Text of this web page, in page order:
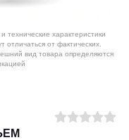
технические характеристики
от фактических.
вид товара определяются